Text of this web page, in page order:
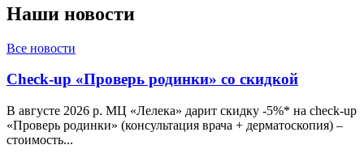
Наши новости
Все новости
Check-up «Проверь родинки» со скидкой
В августе 2026 р. МЦ «Лелека» дарит скидку -5%* на check-up
«Проверь родинки» (консультация врача + дерматоскопия) –
стоимость...